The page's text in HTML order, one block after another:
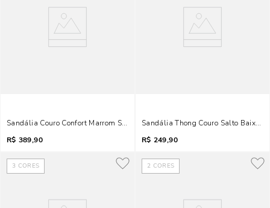
Sandália Couro Confort Marrom Salto Grosso Pedraria
R$ 389,90
Sandália Thong Couro Salto Baixo
R$ 249,90
3 CORES 2 CORES